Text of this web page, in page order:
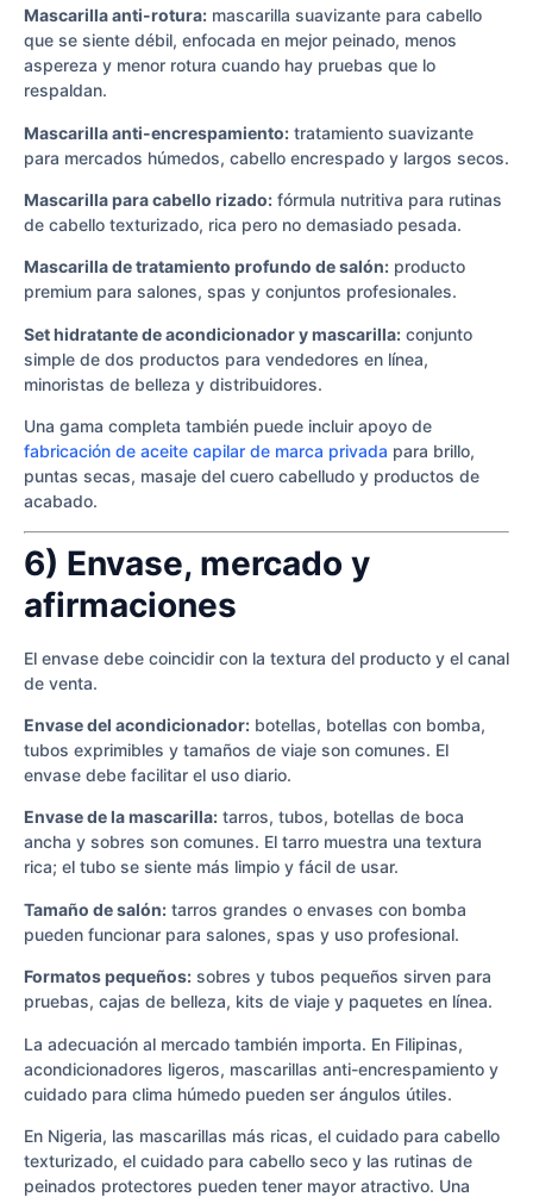
Mascarilla anti-rotura: mascarilla suavizante para cabello
que se siente débil, enfocada en mejor peinado, menos
aspereza y menor rotura cuando hay pruebas que lo
respaldan.
Mascarilla anti-encrespamiento: tratamiento suavizante
para mercados húmedos, cabello encrespado y largos secos.
Mascarilla para cabello rizado: fórmula nutritiva para rutinas
de cabello texturizado, rica pero no demasiado pesada.
Mascarilla de tratamiento profundo de salón: producto
premium para salones, spas y conjuntos profesionales.
Set hidratante de acondicionador y mascarilla: conjunto
simple de dos productos para vendedores en línea,
minoristas de belleza y distribuidores.
Una gama completa también puede incluir apoyo de
fabricación de aceite capilar de marca privada para brillo,
puntas secas, masaje del cuero cabelludo y productos de
acabado.
6) Envase, mercado y
afirmaciones
El envase debe coincidir con la textura del producto y el canal
de venta.
Envase del acondicionador: botellas, botellas con bomba,
tubos exprimibles y tamaños de viaje son comunes. El
envase debe facilitar el uso diario.
Envase de la mascarilla: tarros, tubos, botellas de boca
ancha y sobres son comunes. El tarro muestra una textura
rica; el tubo se siente más limpio y fácil de usar.
Tamaño de salón: tarros grandes o envases con bomba
pueden funcionar para salones, spas y uso profesional.
Formatos pequeños: sobres y tubos pequeños sirven para
pruebas, cajas de belleza, kits de viaje y paquetes en línea.
La adecuación al mercado también importa. En Filipinas,
acondicionadores ligeros, mascarillas anti-encrespamiento y
cuidado para clima húmedo pueden ser ángulos útiles.
En Nigeria, las mascarillas más ricas, el cuidado para cabello
texturizado, el cuidado para cabello seco y las rutinas de
peinados protectores pueden tener mayor atractivo. Una